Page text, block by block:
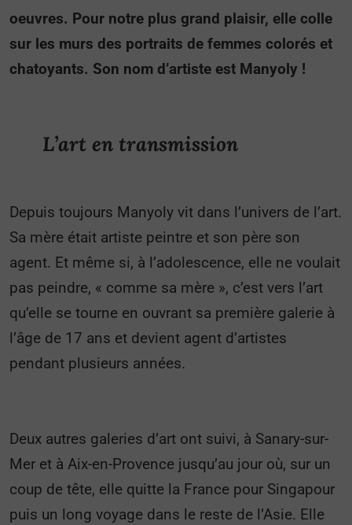
oeuvres. Pour notre plus grand plaisir, elle colle
sur les murs des portraits de femmes colorés et
chatoyants. Son nom d’artiste est Manyoly !
L’art en transmission
Depuis toujours Manyoly vit dans l’univers de l’art.
Sa mère était artiste peintre et son père son
agent. Et même si, à l’adolescence, elle ne voulait
pas peindre, « comme sa mère », c’est vers l’art
qu’elle se tourne en ouvrant sa première galerie à
l’âge de 17 ans et devient agent d’artistes
pendant plusieurs années.
Deux autres galeries d’art ont suivi, à Sanary-sur-
Mer et à Aix-en-Provence jusqu’au jour où, sur un
coup de tête, elle quitte la France pour Singapour
puis un long voyage dans le reste de l’Asie. Elle